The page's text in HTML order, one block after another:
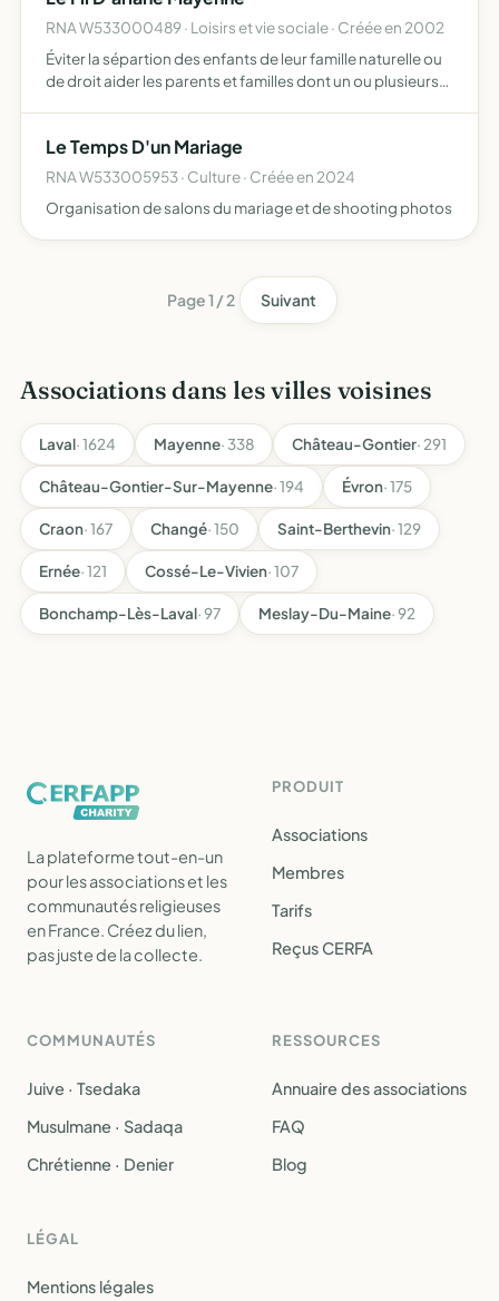
RNA W533000489 · Loisirs et vie sociale · Créée en 2002
Éviter la sépartion des enfants de leur famille naturelle ou
de droit aider les parents et familles dont un ou plusieurs
Le Temps D'un Mariage
RNA W533005953 · Culture · Créée en 2024
Organisation de salons du mariage et de shooting photos
Page 1 / 2 Suivant
Associations dans les villes voisines
Laval· 1624 Mayenne· 338 Château-Gontier· 291
Château-Gontier-Sur-Mayenne· 194 Évron· 175
Craon· 167 Changé· 150 Saint-Berthevin· 129
Ernée· 121 Cossé-Le-Vivien· 107
Bonchamp-Lès-Laval· 97 Meslay-Du-Maine· 92
La plateforme tout-en-un
pour les associations et les
communautés religieuses
en France. Créez du lien,
pas juste de la collecte.
PRODUIT
Associations
Membres
Tarifs
Reçus CERFA
COMMUNAUTÉS
Juive · Tsedaka
Musulmane · Sadaqa
Chrétienne · Denier
RESSOURCES
Annuaire des associations
FAQ
Blog
LÉGAL
Mentions légales